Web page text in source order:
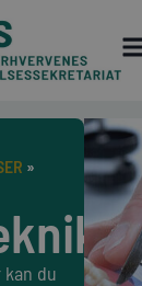
»
du